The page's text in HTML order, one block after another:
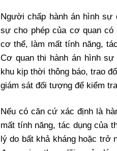
Người chấp hành án hình
sự cho phép của cơ quan có
cơ thể, làm mất tính năng,
Cơ quan thi hành án hình
khu kịp thời thông báo, trao
giám sát đối tượng để kiểm
Nếu có căn cứ xác định là
mất tính năng, tác dụng của
lý do bất khả kháng hoặc trở